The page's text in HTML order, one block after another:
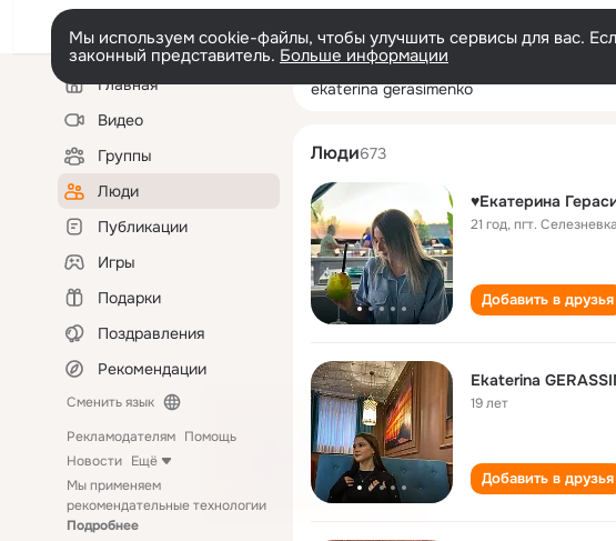
Мы используем cookie-файлы, чтобы улучшить сервисы для вас.
законный представитель. Больше информации
Левая
колонкаГлавная
Видео
Группы
Люди
Публикации
Игры
Подарки
Поздравления
Рекомендации
Сменить язык
Рекламодателям Помощь
Новости Ещё
Мы применяем
рекомендательные технологии
Подробнее
ekaterina gerasimenko
Люди673
♥️Екатерина
21 год,пгт. Селезневка
Добавить в друзья
Ekaterina
19 лет
Добавить в друзья